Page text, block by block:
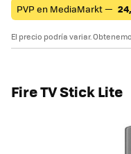
PVP en MediaMarkt —
El precio podría variar.
Fire TV Stick Lite